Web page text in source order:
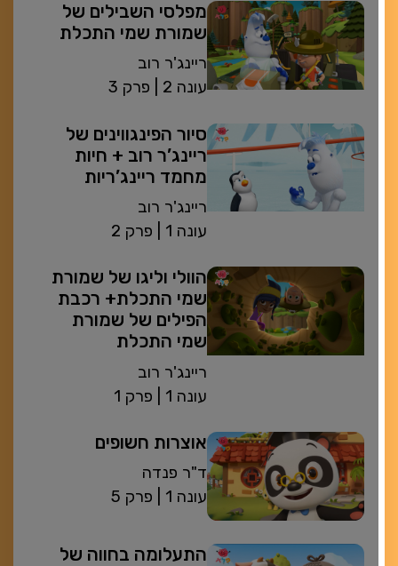
מפלסי השבילים של
שמורת שמי התכלת
ריינג'ר רוב
פרק 3
| עונה 2
סיור הפינגווינים של
ריינג’ר רוב + חיות
מחמד ריינג’ריות
ריינג'ר רוב
פרק 2
| עונה 1
הוולי וליגו של שמורת
שמי התכלת+ רכבת
הפילים של שמורת
שמי התכלת
ריינג'ר רוב
פרק 1
| עונה 1
אוצרות חשופים
ד"ר פנדה
פרק 5
| עונה 1
התעלומה בחווה של